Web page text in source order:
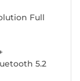
Full
5.2